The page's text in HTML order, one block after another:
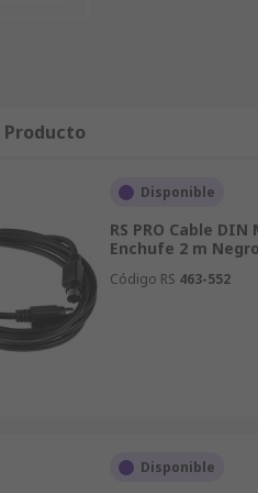
de una interfaz utilizada
dispuestos en un patrón
para conectar teclados y
filas y se utiliza
Producto
Disponible
RS PRO Cable DIN
Enchufe 2 m
Código RS 463-552
Disponible